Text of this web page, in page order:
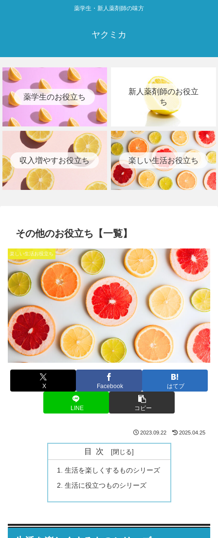
薬学生・新人薬剤師の味方
ヤクミカ
薬学生のお役立ち
新人薬剤師のお役立
ち
収入増やすお役立ち 楽しい生活お役立ち
その他のお役立ち【一覧】
楽しい生活お役立ち
X Facebook はてブ
LINE コピー
2023.09.22 2025.04.25
目次
生活を楽しくするものシリーズ
生活に役立つものシリーズ